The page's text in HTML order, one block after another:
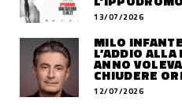
SIRO CON
MAREA”
13/07/2026
MILO
L’ADDIO
ANNO
CHIUDERE
12/07/2026